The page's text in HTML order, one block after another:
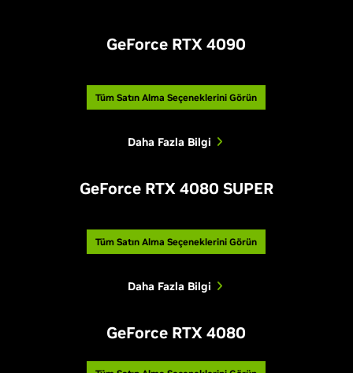
GeForce RTX 4090
Tüm Satın Alma Seçeneklerini Görün
Daha Fazla Bilgi
GeForce RTX 4080 SUPER
Tüm Satın Alma Seçeneklerini Görün
Daha Fazla Bilgi
GeForce RTX 4080